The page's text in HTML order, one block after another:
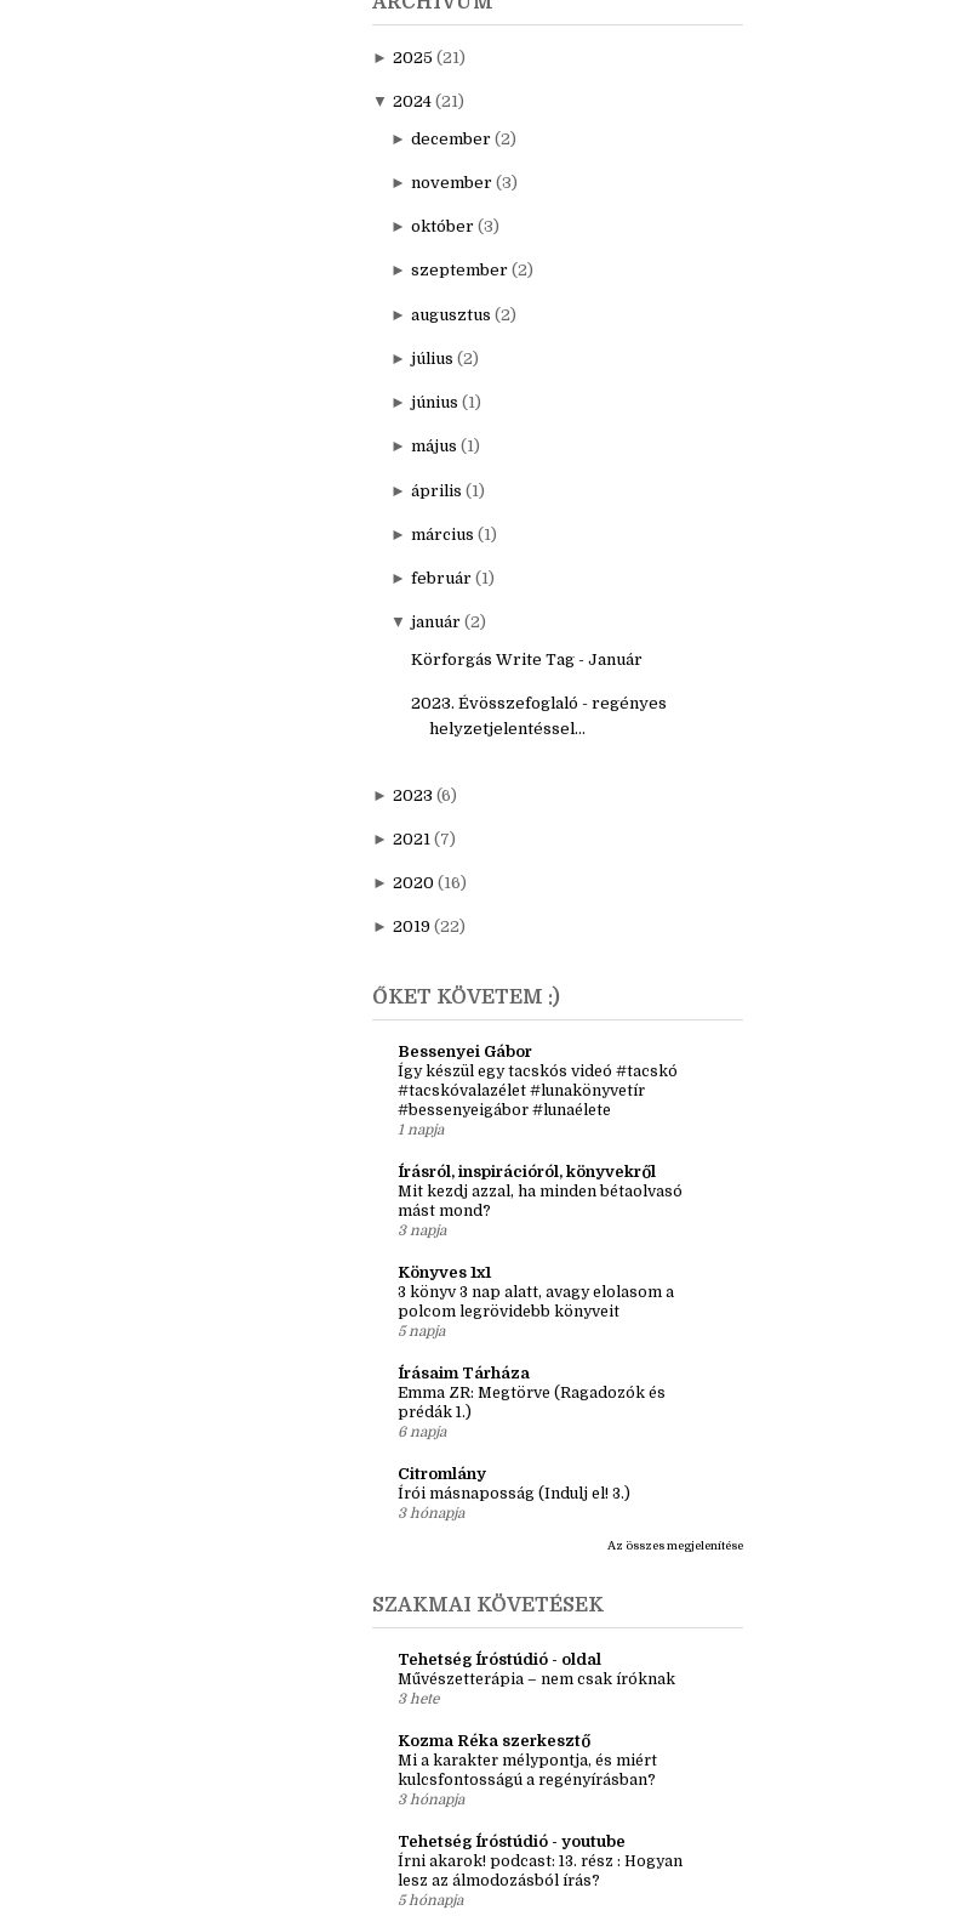
tag (29)
2025 (21)
2024 (21)
► december (2)
► november (3)
► október (3)
► szeptember
► augusztus
► július (2)
► június (1)
► május (1)
► április (1)
► március (1)
►február (1)
▼január (2)
Körforgás Write Tag - Január
helyzetjelentéssel...
► 2023 (6)
► 2021 (7)
►2019 (22)
ŐKET KÖVETEM :)
Bessenyei Gábor
#tacskóvalazélet #lunakönyvetír
#bessenyeigábor #lunaélete
1 napja
Mit kezdj azzal, ha minden bétaolvasó
mást mond?
3 napja
3 könyv 3 nap alatt, avagy elolasom a
polcom legrövidebb könyveit
5 napja
Emma ZR: Megtörve (Ragadozók és
prédák 1.)
6 napja
3 hónapja
Az összes megjelenítése
SZAKMAI KÖVETÉSEK
Tehetség Íróstúdió - oldal
Művészetterápia – nem csak íróknak
3 hete
Mi a karakter mélypontja, és miért
kulcsfontosságú a regényírásban?
3 hónapja